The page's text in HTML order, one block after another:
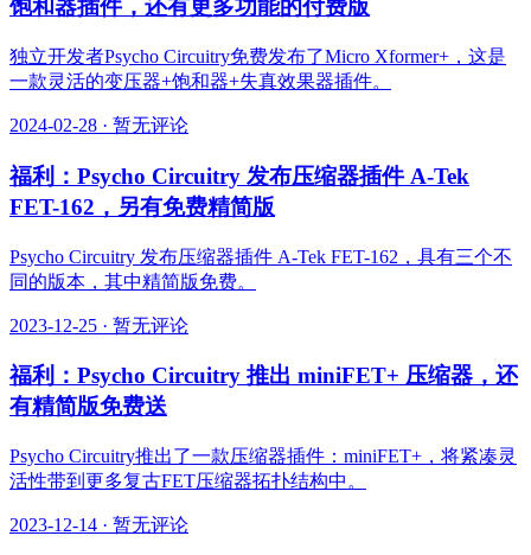
饱和器插件，还有更多功能的付费版
独立开发者Psycho Circuitry免费发布了Micro Xformer+，这是
一款灵活的变压器+饱和器+失真效果器插件。
2024-02-28 · 暂无评论
福利：Psycho Circuitry 发布压缩器插件 A-Tek
FET-162，另有免费精简版
Psycho Circuitry 发布压缩器插件 A-Tek FET-162，具有三个不
同的版本，其中精简版免费。
2023-12-25 · 暂无评论
福利：Psycho Circuitry 推出 miniFET+ 压缩器，还
有精简版免费送
Psycho Circuitry推出了一款压缩器插件：miniFET+，将紧凑灵
活性带到更多复古FET压缩器拓扑结构中。
2023-12-14 · 暂无评论